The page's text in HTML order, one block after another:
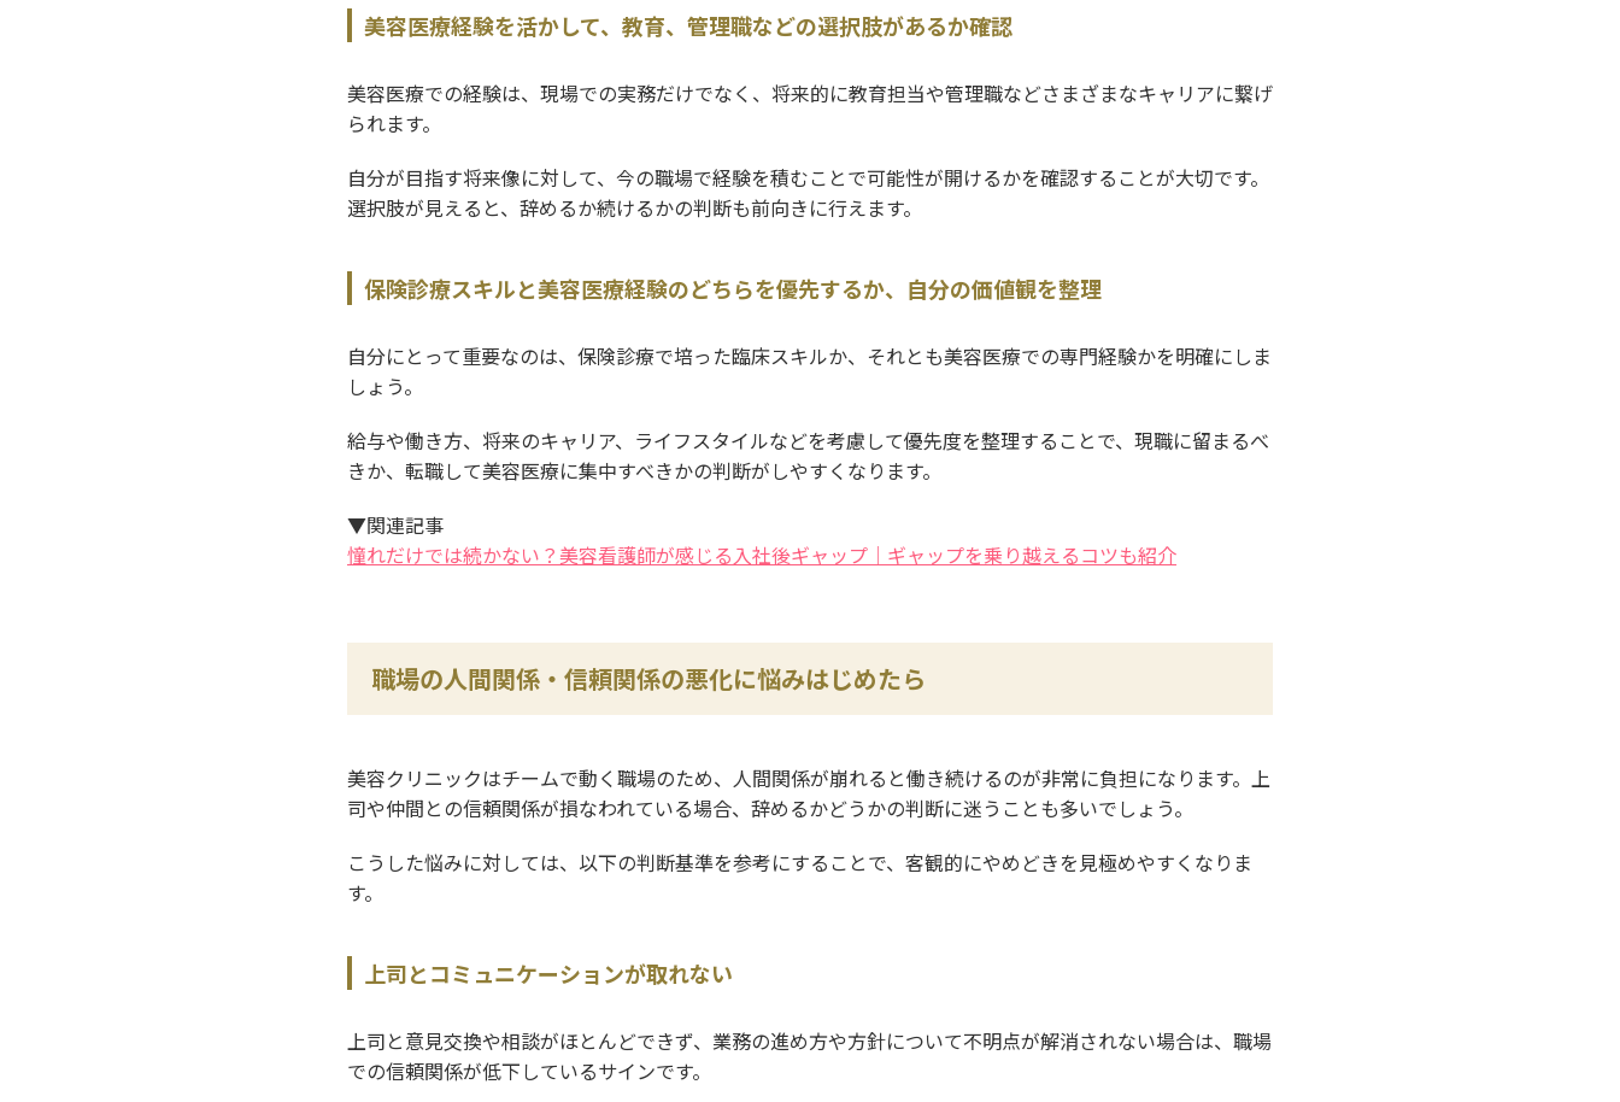
美容医療経験を活かして、教育、管理職などの選択肢があるか確認
美容医療での経験は、現場での実務だけでなく、将来的に教育担当や管理職などさまざまなキャリアに繋げ
られます。
自分が目指す将来像に対して、今の職場で経験を積むことで可能性が開けるかを確認することが大切です。
選択肢が見えると、辞めるか続けるかの判断も前向きに行えます。
保険診療スキルと美容医療経験のどちらを優先するか、自分の価値観を整理
自分にとって重要なのは、保険診療で培った臨床スキルか、それとも美容医療での専門経験かを明確にしま
しょう。
給与や働き方、将来のキャリア、ライフスタイルなどを考慮して優先度を整理することで、現職に留まるべ
きか、転職して美容医療に集中すべきかの判断がしやすくなります。
▼関連記事
憧れだけでは続かない？美容看護師が感じる入社後ギャップ｜ギャップを乗り越えるコツも紹介
職場の人間関係・信頼関係の悪化に悩みはじめたら
美容クリニックはチームで動く職場のため、人間関係が崩れると働き続けるのが非常に負担になります。上
司や仲間との信頼関係が損なわれている場合、辞めるかどうかの判断に迷うことも多いでしょう。
こうした悩みに対しては、以下の判断基準を参考にすることで、客観的にやめどきを見極めやすくなりま
す。
上司とコミュニケーションが取れない
上司と意見交換や相談がほとんどできず、業務の進め方や方針について不明点が解消されない場合は、職場
での信頼関係が低下しているサインです。